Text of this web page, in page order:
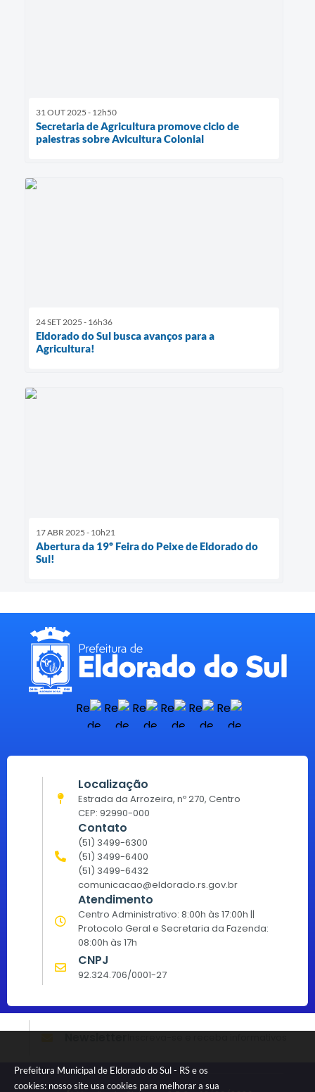
Prefeitura Municipal de Eldorado do Sul - RS e os
cookies: nosso site usa cookies para melhorar a sua
31 OUT 2025 - 12h50
Secretaria de Agricultura promove ciclo de
palestras sobre Avicultura Colonial
24 SET 2025 - 16h36
Eldorado do Sul busca avanços para a
Agricultura!
17 ABR 2025 - 10h21
Abertura da 19º Feira do Peixe de Eldorado do
Sul!
Localização
Estrada da Arrozeira, nº 270, Centro
CEP: 92990-000
Contato
(51) 3499-6300
(51) 3499-6400
(51) 3499-6432
comunicacao@eldorado.rs.gov.br
Atendimento
Centro Administrativo: 8:00h às 17:00h ||
Protocolo Geral e Secretaria da Fazenda:
08:00h às 17h
CNPJ
92.324.706/0001-27